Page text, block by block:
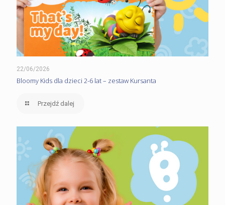
22/06/2026
Bloomy Kids dla dzieci 2-6 lat – zestaw Kursanta
Przejdź dalej